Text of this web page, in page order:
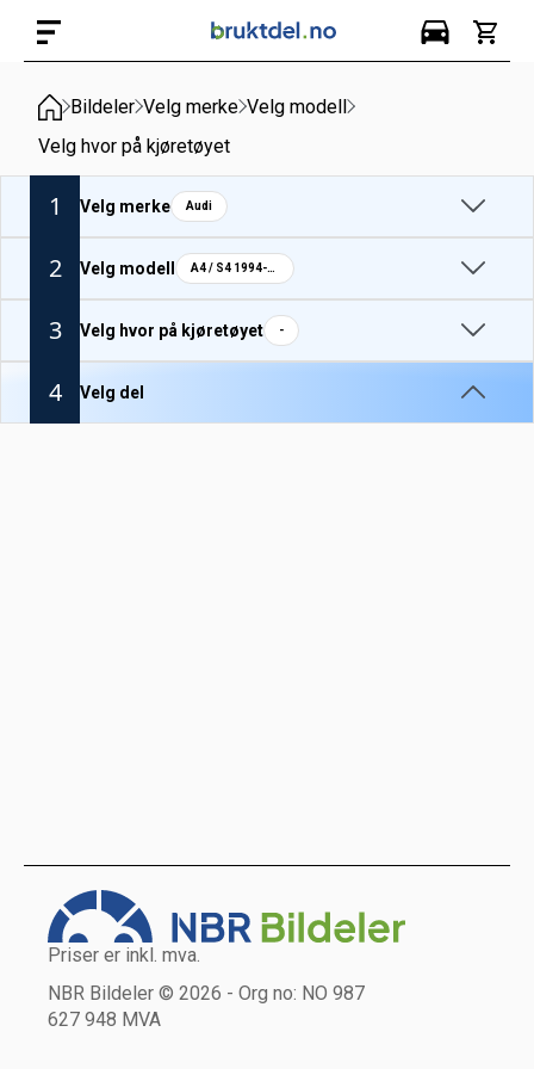
Bildeler Velg merke Velg modell
Velg hvor på kjøretøyet
1 Velg merke Audi
2 Velg modell A4 / S4 1994-99
3 Velg hvor på kjøretøyet -
4 Velg del
Priser er inkl. mva.
NBR Bildeler © 2026 - Org no: NO 987
627 948 MVA